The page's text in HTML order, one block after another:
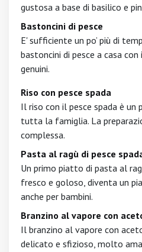
gustosa a base di basilico e
Bastoncini di pesce
E' sufficiente un po’ più di
bastoncini di pesce a casa
genuini.
Riso con pesce spada
Il riso con il pesce spada è
tutta la famiglia. La
complessa.
Pasta al ragù di pesce
Un primo piatto di pasta al
fresco e goloso, diventa un
anche per bambini.
Branzino al vapore con
Il branzino al vapore con
delicato e sfizioso, molto